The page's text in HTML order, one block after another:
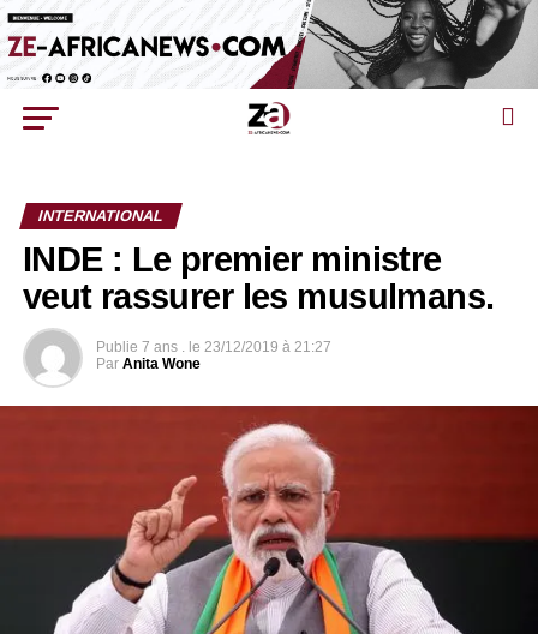
INTERNATIONAL
INDE : Le premier ministre
veut rassurer les musulmans.
Publie 7 ans . le 23/12/2019 à 21:27
Par Anita Wone